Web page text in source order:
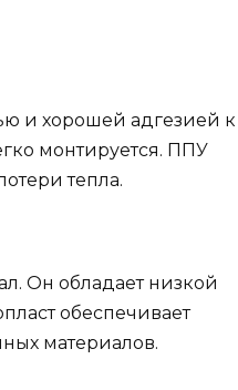
и хорошей адгезией к
монтируется. ППУ
тепла.
Он обладает низкой
обеспечивает
материалов.